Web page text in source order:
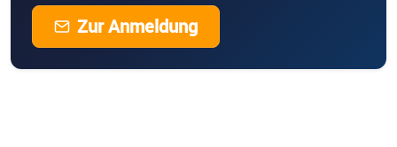
Zur Anmeldung